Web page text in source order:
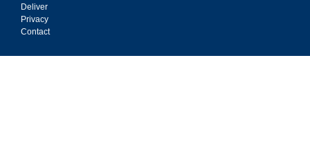
Deliver
Privacy
Contact